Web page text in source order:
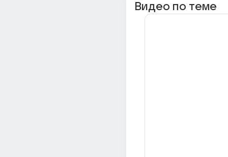
Видео по теме